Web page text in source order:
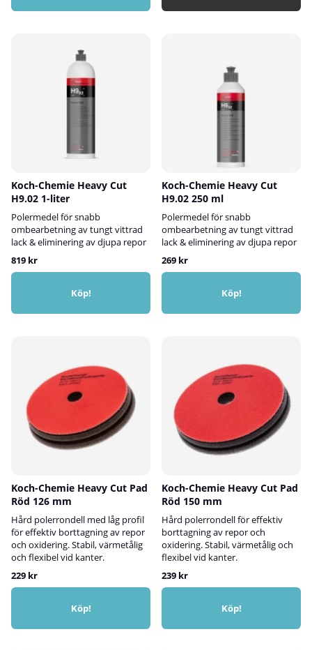
Koch-Chemie Heavy Cut
H9.02 1-liter
Polermedel för snabb
ombearbetning av tungt vittrad
lack & eliminering av djupa repor
819 kr
Köp!
Koch-Chemie Heavy Cut
H9.02 250 ml
Polermedel för snabb
ombearbetning av tungt vittrad
lack & eliminering av djupa repor
269 kr
Köp!
Koch-Chemie Heavy Cut Pad
Röd 126 mm
Hård polerrondell med låg profil
för effektiv borttagning av repor
och oxidering. Stabil, värmetålig
och flexibel vid kanter.
229 kr
Köp!
Koch-Chemie Heavy Cut Pad
Röd 150 mm
Hård polerrondell för effektiv
borttagning av repor och
oxidering. Stabil, värmetålig och
flexibel vid kanter.
239 kr
Köp!